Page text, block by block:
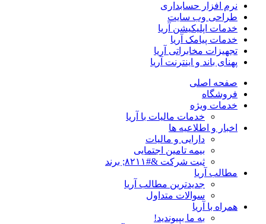
نرم افزار حسابداری
طراحی وب سایت
خدمات اپلیکیشن آریا
خدمات پیامک آریا
تجهیزات مخابراتی آریا
پهنای باند و اینترنت آریا
صفحه اصلی
فروشگاه
خدمات ویژه
خدمات مالیات با آریا
اخبار و اطلاعیه ها
دارایی و مالیات
بیمه تامین اجتمایی
ثبت شرکت &#۸۲۱۱; برند
مطالب آریا
جدیدترین مطالب آریا
سوالات متداول
همراه با آریا
به ما بپیوندید!